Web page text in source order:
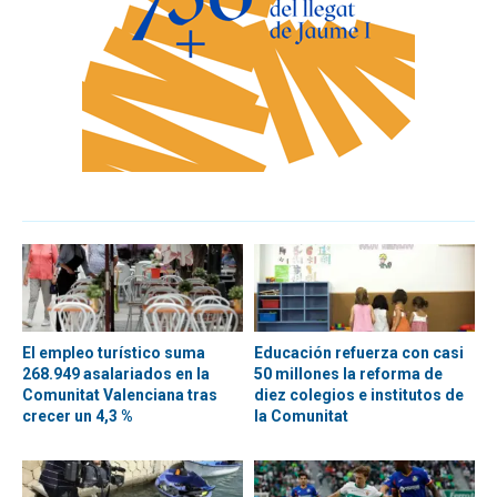
El empleo turístico suma
268.949 asalariados en la
Comunitat Valenciana tras
crecer un 4,3 %
Educación refuerza con casi
50 millones la reforma de
diez colegios e institutos de
la Comunitat